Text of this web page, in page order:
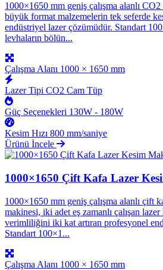
1000×1650 mm geniş çalışma alanlı
büyük format malzemelerin tek seferde
endüstriyel lazer çözümüdür. Standart
levhaların bölün...
Çalışma Alanı 1000 × 1650 mm
Lazer Tipi CO2 Cam Tüp
Güç Seçenekleri 130W - 180W
Kesim Hızı 800 mm/saniye
Ürünü İncele
1000×1650 Çift Kafa Lazer
1000×1650 mm geniş çalışma alanlı çift
makinesi, iki adet eş zamanlı çalışan
verimliliğini iki kat artıran profesyonel
Standart 100×1...
Çalışma Alanı 1000 × 1650 mm